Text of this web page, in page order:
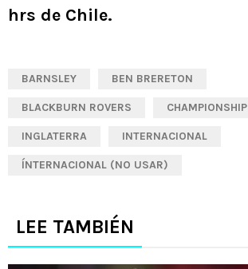
hrs de Chile.
BARNSLEY BEN BRERETON
BLACKBURN ROVERS CHAMPIONSHIP
INGLATERRA INTERNACIONAL
ÍNTERNACIONAL (NO USAR)
LEE TAMBIÉN